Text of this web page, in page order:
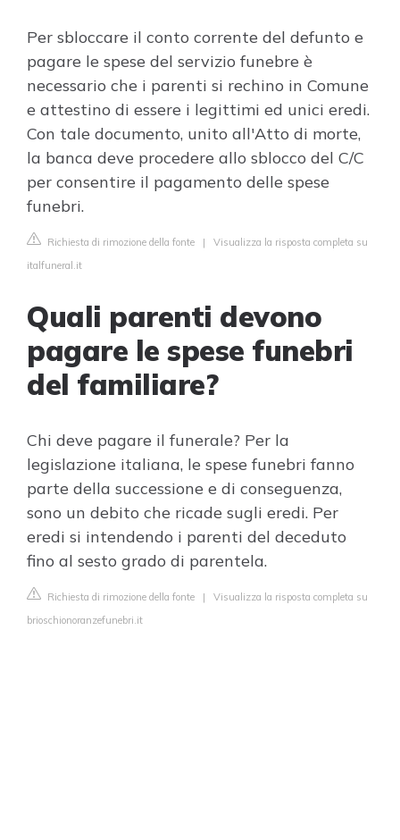
Per sbloccare il conto corrente del defunto e
pagare le spese del servizio funebre è
necessario che i parenti si rechino in Comune
e attestino di essere i legittimi ed unici eredi.
Con tale documento, unito all'Atto di morte,
la banca deve procedere allo sblocco del C/C
per consentire il pagamento delle spese
funebri.
Richiesta di rimozione della fonte | Visualizza la risposta completa su
italfuneral.it
Quali parenti devono
pagare le spese funebri
del familiare?
Chi deve pagare il funerale? Per la
legislazione italiana, le spese funebri fanno
parte della successione e di conseguenza,
sono un debito che ricade sugli eredi. Per
eredi si intendendo i parenti del deceduto
fino al sesto grado di parentela.
Richiesta di rimozione della fonte | Visualizza la risposta completa su
brioschionoranzefunebri.it